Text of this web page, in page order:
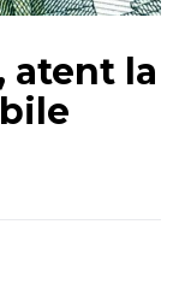
atent la